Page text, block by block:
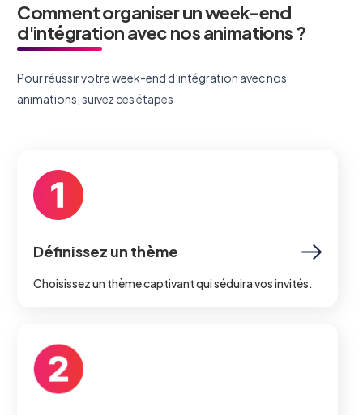
Comment organiser un week-end
d'intégration avec nos animations ?
Pour réussir votre week-end d’intégration avec nos
animations, suivez ces étapes
Définissez un thème
Choisissez un thème captivant qui séduira vos invités.